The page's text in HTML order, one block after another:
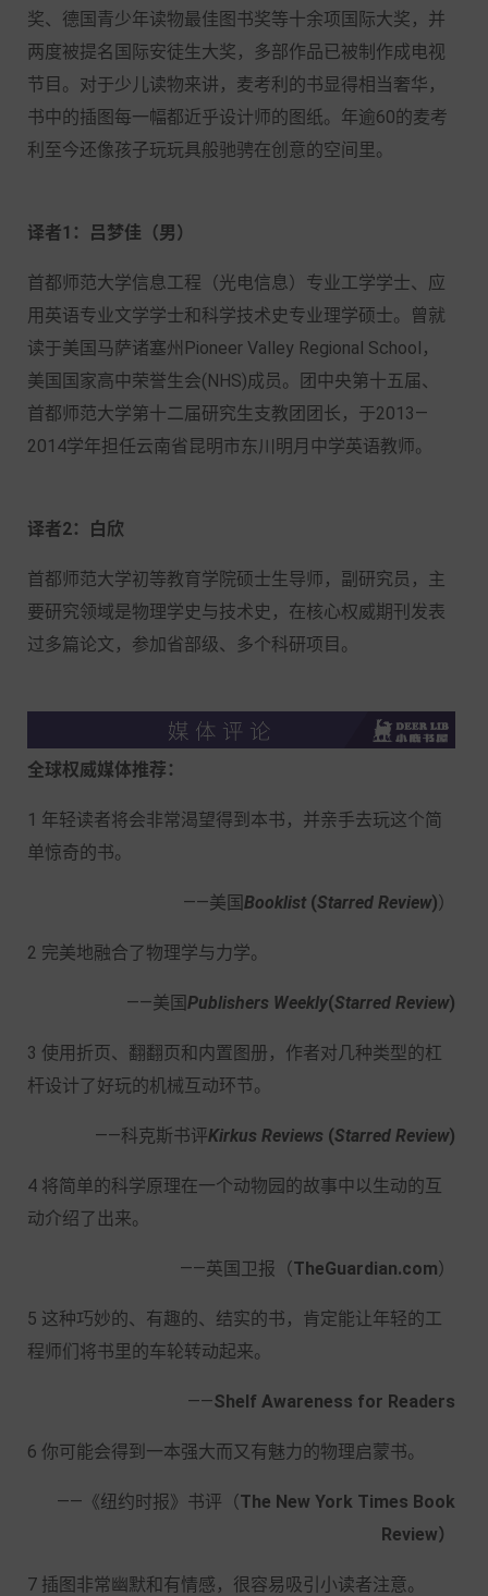
奖、德国青少年读物最佳图书奖等十余项国际大奖，并
两度被提名国际安徒生大奖，多部作品已被制作成电视
节目。对于少儿读物来讲，麦考利的书显得相当奢华，
书中的插图每一幅都近乎设计师的图纸。年逾60的麦考
利至今还像孩子玩玩具般驰骋在创意的空间里。
译者1：吕梦佳（男）
首都师范大学信息工程（光电信息）专业工学学士、应
用英语专业文学学士和科学技术史专业理学硕士。曾就
读于美国马萨诸塞州Pioneer Valley Regional School，
美国国家高中荣誉生会(NHS)成员。团中央第十五届、
首都师范大学第十二届研究生支教团团长，于2013—
2014学年担任云南省昆明市东川明月中学英语教师。
译者2：白欣
首都师范大学初等教育学院硕士生导师，副研究员，主
要研究领域是物理学史与技术史，在核心权威期刊发表
过多篇论文，参加省部级、多个科研项目。
全球权威媒体推荐：
1 年轻读者将会非常渴望得到本书，并亲手去玩这个简
单惊奇的书。
——美国Booklist (Starred Review)）
2 完美地融合了物理学与力学。
——美国Publishers Weekly(Starred Review)
3 使用折页、翻翻页和内置图册，作者对几种类型的杠
杆设计了好玩的机械互动环节。
——科克斯书评Kirkus Reviews (Starred Review)
4 将简单的科学原理在一个动物园的故事中以生动的互
动介绍了出来。
——英国卫报（TheGuardian.com）
5 这种巧妙的、有趣的、结实的书，肯定能让年轻的工
程师们将书里的车轮转动起来。
——Shelf Awareness for Readers
6 你可能会得到一本强大而又有魅力的物理启蒙书。
——《纽约时报》书评（The New York Times Book
Review）
7 插图非常幽默和有情感，很容易吸引小读者注意。